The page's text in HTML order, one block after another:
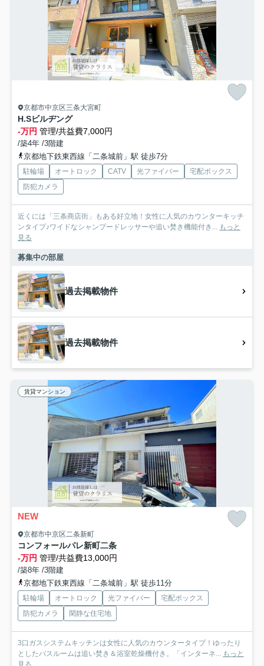
京都市中京区三条大宮町
H.Sビルヂング
-万円 管理/共益費7,000円
/築4年 /3階建
京都地下鉄東西線「二条城前」駅 徒歩7分
駐輪場 オートロック CATV 光ファイバー
宅配ボックス
防犯カメラ
近くには「三条商店街」もある好立地！女性に人気のカウンターキッチ
ンタイプ♪ワイドなシャンプードレッサーや追い焚き機能付き... もっと
見る
募集中の部屋
過去掲載物件
過去掲載物件
賃貸マンション
NEW
京都市中京区二条新町
コンフォールパレ新町二条
-万円 管理/共益費13,000円
/築8年 /3階建
京都地下鉄東西線「二条城前」駅 徒歩11分
駐輪場 オートロック 光ファイバー
宅配ボックス
防犯カメラ
閑静な住宅地
3口ガスシステムキッチンは女性に人気のカウンタータイプ！ゆったり
としたバスルームは追い焚き＆浴室乾燥機付き。「インターネ... もっと
見る